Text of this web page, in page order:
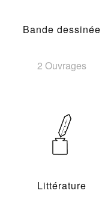
Bande dessinée
2 Ouvrages
Littérature